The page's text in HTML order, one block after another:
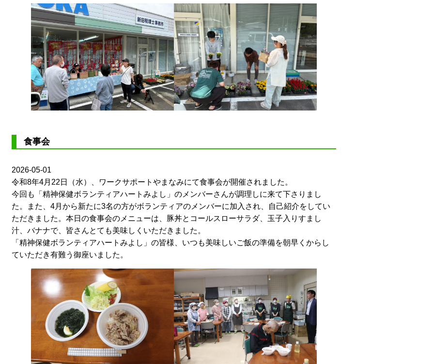
食事会
2026-05-01
令和8年4月22日（水）、ワークサポートやまなみにて食事会が開催されました。
今回も「精神保健ボランティアハートみよし」のメンバーさんが調理しに来て下さりまし
た。また、4月から新たに3名の方がボランティアのメンバーに加入され、自己紹介をしてい
ただきました。本日の食事会のメニューは、豚丼とコールスローサラダ、玉子入りすまし
汁、バナナで、皆さんとても美味しくいただきました。
「精神保健ボランティアハートみよし」の皆様、いつも美味しいご飯の準備を朝早くからし
ていただき有難う御座いました。